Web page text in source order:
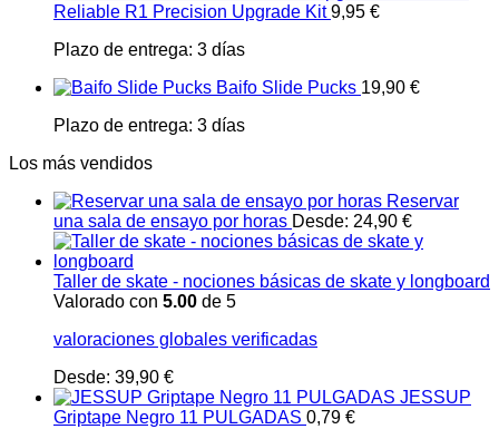
Reliable R1 Precision Upgrade Kit 9,95 €
Plazo de entrega: 3 días
Baifo Slide Pucks 19,90 €
Plazo de entrega: 3 días
Los más vendidos
Reservar
una sala de ensayo por horas Desde: 24,90 €
Taller de skate - nociones básicas de skate y longboard
Valorado con 5.00 de 5
valoraciones globales verificadas
Desde: 39,90 €
JESSUP
Griptape Negro 11 PULGADAS 0,79 €